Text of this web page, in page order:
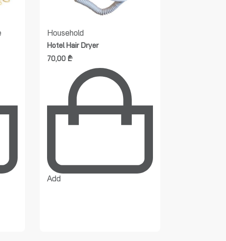
Household
Hotel Hair Dryer
70,00 ₾
Add